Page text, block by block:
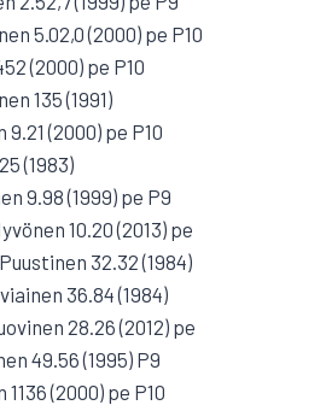
5.02,0 (2000) pe P10
(2000) pe P10
135 (1991)
(2000) pe P10
(1983)
9.98 (1999) pe P9
10.20 (2013) pe
32.32 (1984)
36.84 (1984)
28.26 (2012) pe
49.56 (1995) P9
(2000) pe P10